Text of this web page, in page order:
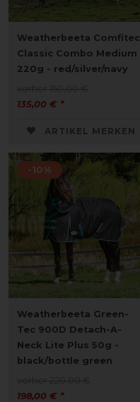
Weatherbeeta Comfitec
Classic Combo Medium
220g - red/silver/navy
135,00 € *
ARTIKEL MERKEN
-10%
Weatherbeeta Green-
Tec 900D Detach-A-
Neck Lite Plus 50g -
black/bottle green
198,00 € *